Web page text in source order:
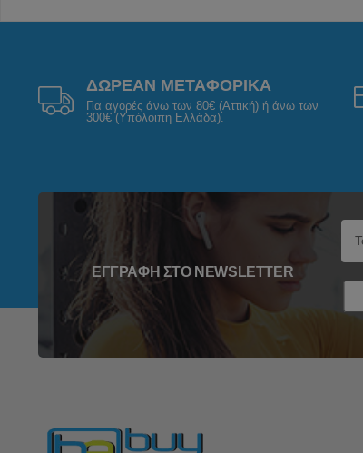
ΔΩΡΕΑΝ ΜΕΤΑΦΟΡΙΚΑ
Για αγορές άνω των 80€ (Αττική) ή άνω των
300€ (Υπόλοιπη Ελλάδα).
ΕΓΓΡΑΦΉ ΣΤΟ NEWSLETTER